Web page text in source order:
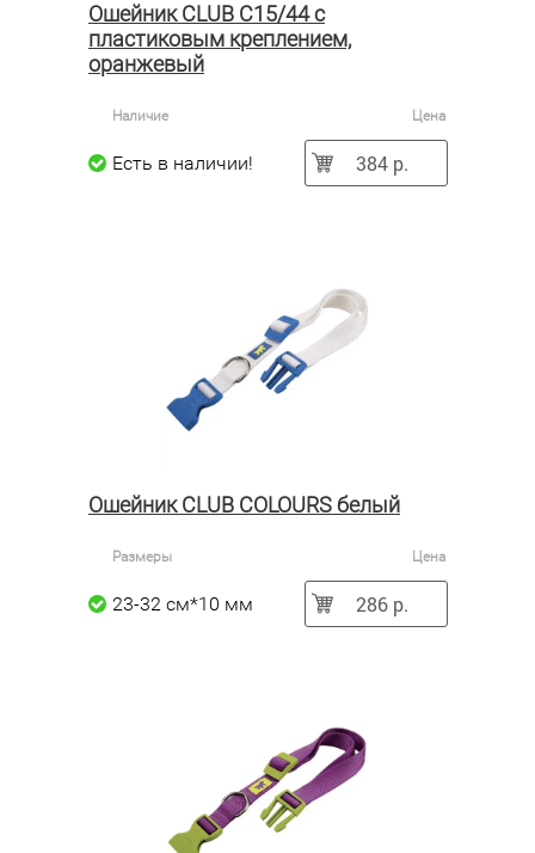
Ошейник CLUB C15/44 с
пластиковым креплением,
оранжевый
Наличие Цена
Есть в наличии! 384 р.
Ошейник CLUB COLOURS белый
Размеры Цена
23-32 см*10 мм 286 р.